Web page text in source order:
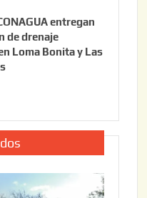
2
0
entregan
de drenaje
Loma Bonita y Las